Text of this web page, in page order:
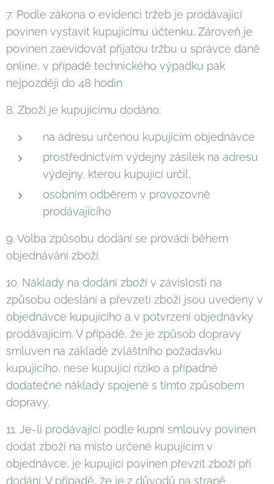
7. Podle zákona o evidenci tržeb je prodávající
povinen vystavit kupujícímu účtenku. Zároveň je
povinen zaevidovat přijatou tržbu u správce daně
online, v případě technického výpadku pak
nejpozději do 48 hodin
8. Zboží je kupujícímu dodáno:
na adresu určenou kupujícím objednávce
prostřednictvím výdejny zásilek na adresu
výdejny, kterou kupující určil,
osobním odběrem v provozovně
prodávajícího
9. Volba způsobu dodání se provádí během
objednávání zboží.
10. Náklady na dodání zboží v závislosti na
způsobu odeslání a převzetí zboží jsou uvedeny v
objednávce kupujícího a v potvrzení objednávky
prodávajícím. V případě, že je způsob dopravy
smluven na základě zvláštního požadavku
kupujícího, nese kupující riziko a případné
dodatečné náklady spojené s tímto způsobem
dopravy.
11. Je-li prodávající podle kupní smlouvy povinen
dodat zboží na místo určené kupujícím v
objednávce, je kupující povinen převzít zboží při
dodání. V případě, že je z důvodů na straně